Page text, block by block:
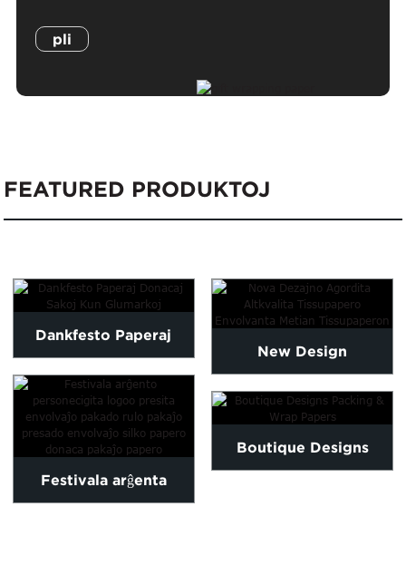
pli
FEATURED PRODUKTOJ
Dankfesto Paperaj
Donacaj Sakoj Kun
Glumarkoj
Festivala arĝenta
New Design
Customized High
Quality Tissue Paper...
Boutique Designs